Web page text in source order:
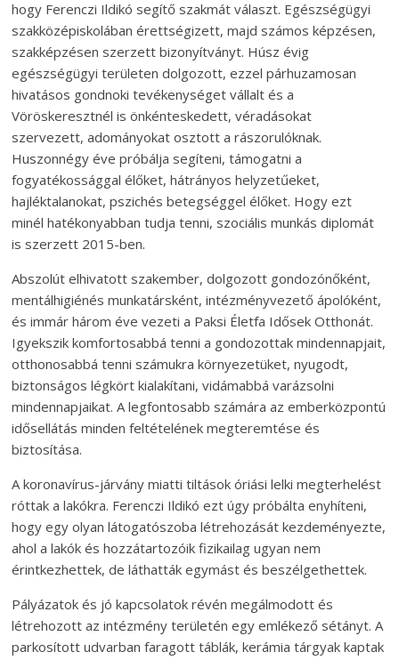
hogy Ferenczi Ildikó segítő szakmát választ. Egészségügyi
szakközépiskolában érettségizett, majd számos képzésen,
szakképzésen szerzett bizonyítványt. Húsz évig
egészségügyi területen dolgozott, ezzel párhuzamosan
hivatásos gondnoki tevékenységet vállalt és a
Vöröskeresztnél is önkénteskedett, véradásokat
szervezett, adományokat osztott a rászorulóknak.
Huszonnégy éve próbálja segíteni, támogatni a
fogyatékossággal élőket, hátrányos helyzetűeket,
hajléktalanokat, pszichés betegséggel élőket. Hogy ezt
minél hatékonyabban tudja tenni, szociális munkás diplomát
is szerzett 2015-ben.
Abszolút elhivatott szakember, dolgozott gondozónőként,
mentálhigiénés munkatársként, intézményvezető ápolóként,
és immár három éve vezeti a Paksi Életfa Idősek Otthonát.
Igyekszik komfortosabbá tenni a gondozottak mindennapjait,
otthonosabbá tenni számukra környezetüket, nyugodt,
biztonságos légkört kialakítani, vidámabbá varázsolni
mindennapjaikat. A legfontosabb számára az emberközpontú
idősellátás minden feltételének megteremtése és
biztosítása.
A koronavírus-járvány miatti tiltások óriási lelki megterhelést
róttak a lakókra. Ferenczi Ildikó ezt úgy próbálta enyhíteni,
hogy egy olyan látogatószoba létrehozását kezdeményezte,
ahol a lakók és hozzátartozóik fizikailag ugyan nem
érintkezhettek, de láthatták egymást és beszélgethettek.
Pályázatok és jó kapcsolatok révén megálmodott és
létrehozott az intézmény területén egy emlékező sétányt. A
parkosított udvarban faragott táblák, kerámia tárgyak kaptak